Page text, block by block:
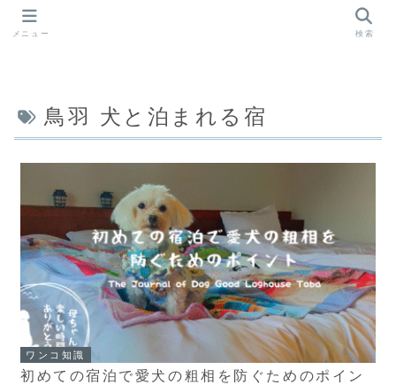
鳥羽 犬と泊まれる宿
ワンコ知識
初めての宿泊で愛犬の粗相を防ぐためのポイン
メニュー 検索